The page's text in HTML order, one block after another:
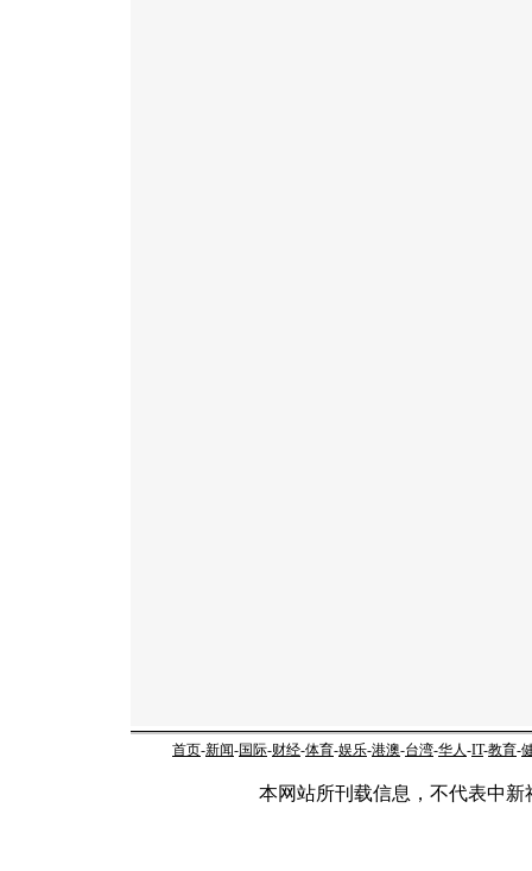
首页-新闻-国际-财经-体育-娱乐-港澳-台湾-华人-IT-教育-
本网站所刊载信息，不代表中